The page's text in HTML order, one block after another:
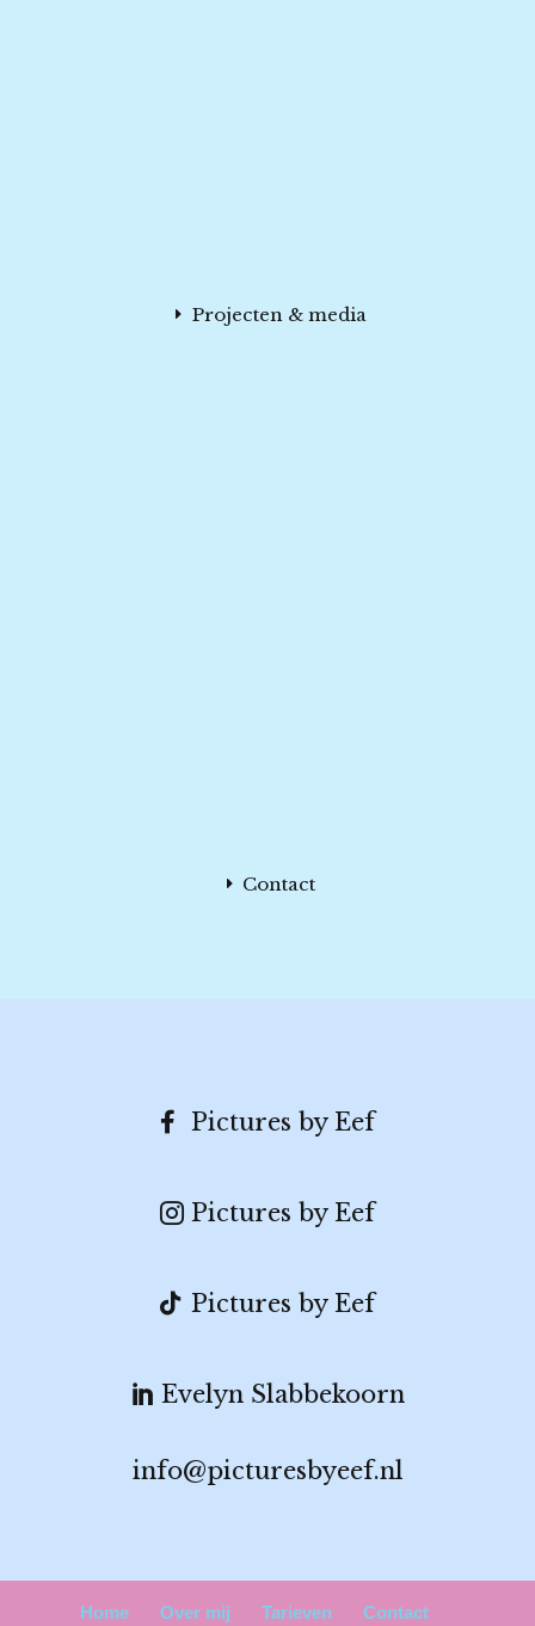
Projecten & media
Contact
Pictures by Eef
Pictures by Eef
Pictures by Eef
Evelyn Slabbekoorn
info@picturesbyeef.nl
Home Over mij Tarieven Contact